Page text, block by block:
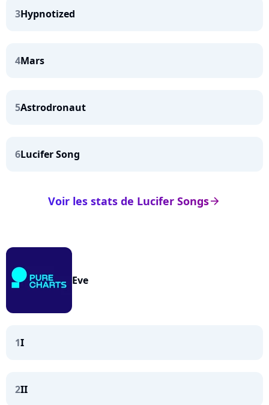
3Hypnotized
4Mars
5Astrodronaut
6Lucifer Song
arrow_right
Voir les stats de Lucifer Songs
Eve
1I
2II